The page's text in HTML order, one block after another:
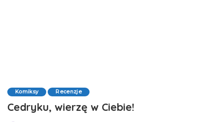
Komiksy Recenzje
Cedryku, wierzę w Ciebie!